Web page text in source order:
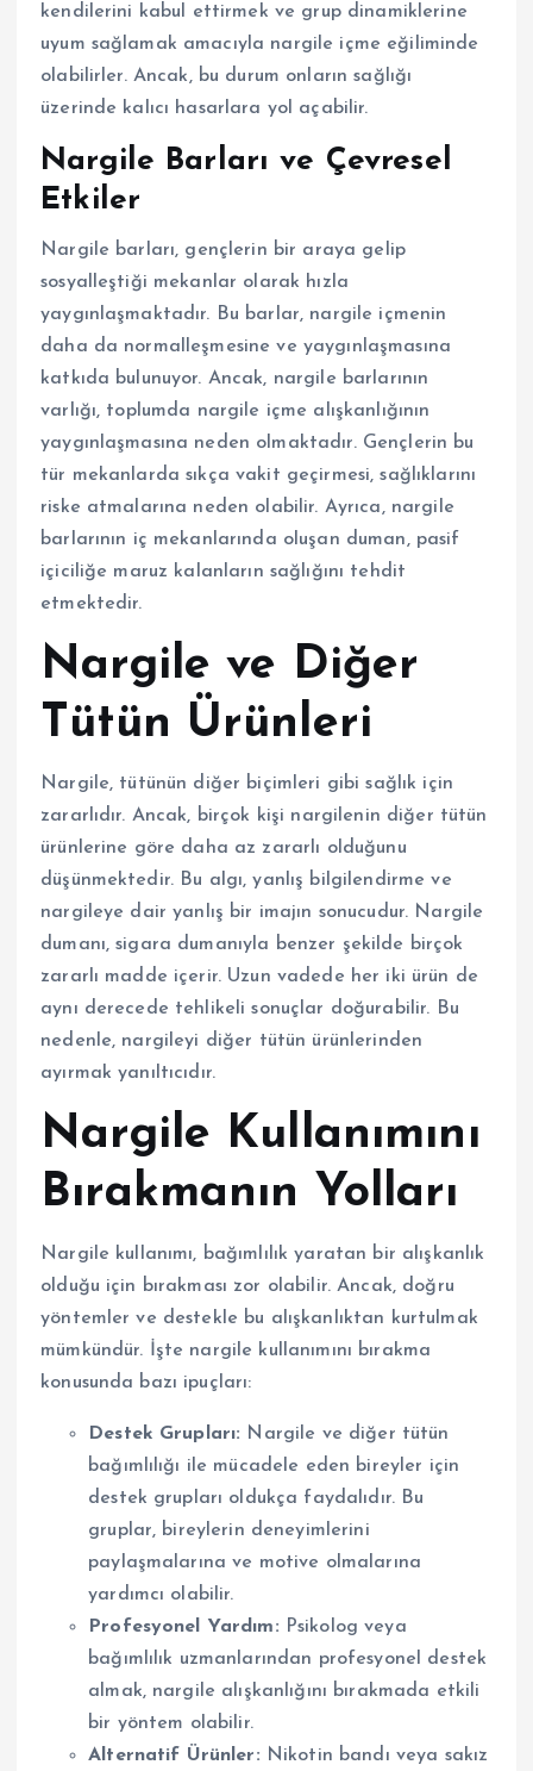
kendilerini kabul ettirmek ve grup dinamiklerine
uyum sağlamak amacıyla nargile içme eğiliminde
olabilirler. Ancak, bu durum onların sağlığı
üzerinde kalıcı hasarlara yol açabilir.
Nargile Barları ve Çevresel
Etkiler
Nargile barları, gençlerin bir araya gelip
sosyalleştiği mekanlar olarak hızla
yaygınlaşmaktadır. Bu barlar, nargile içmenin
daha da normalleşmesine ve yaygınlaşmasına
katkıda bulunuyor. Ancak, nargile barlarının
varlığı, toplumda nargile içme alışkanlığının
yaygınlaşmasına neden olmaktadır. Gençlerin bu
tür mekanlarda sıkça vakit geçirmesi, sağlıklarını
riske atmalarına neden olabilir. Ayrıca, nargile
barlarının iç mekanlarında oluşan duman, pasif
içiciliğe maruz kalanların sağlığını tehdit
etmektedir.
Nargile ve Diğer
Tütün Ürünleri
Nargile, tütünün diğer biçimleri gibi sağlık için
zararlıdır. Ancak, birçok kişi nargilenin diğer tütün
ürünlerine göre daha az zararlı olduğunu
düşünmektedir. Bu algı, yanlış bilgilendirme ve
nargileye dair yanlış bir imajın sonucudur. Nargile
dumanı, sigara dumanıyla benzer şekilde birçok
zararlı madde içerir. Uzun vadede her iki ürün de
aynı derecede tehlikeli sonuçlar doğurabilir. Bu
nedenle, nargileyi diğer tütün ürünlerinden
ayırmak yanıltıcıdır.
Nargile Kullanımını
Bırakmanın Yolları
Nargile kullanımı, bağımlılık yaratan bir alışkanlık
olduğu için bırakması zor olabilir. Ancak, doğru
yöntemler ve destekle bu alışkanlıktan kurtulmak
mümkündür. İşte nargile kullanımını bırakma
konusunda bazı ipuçları:
Destek Grupları: Nargile ve diğer tütün
bağımlılığı ile mücadele eden bireyler için
destek grupları oldukça faydalıdır. Bu
gruplar, bireylerin deneyimlerini
paylaşmalarına ve motive olmalarına
yardımcı olabilir.
Profesyonel Yardım: Psikolog veya
bağımlılık uzmanlarından profesyonel destek
almak, nargile alışkanlığını bırakmada etkili
bir yöntem olabilir.
Alternatif Ürünler: Nikotin bandı veya sakız